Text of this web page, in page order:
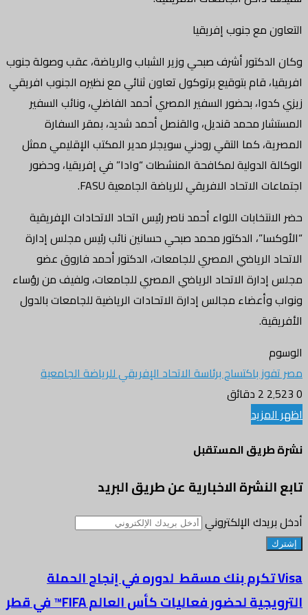
التعاون مع جنوب إفريقيا
وكان الدكتور أشرف صبحي وزير الشباب والرياضة، عقب وصولة جنوب
افريقيا، قام بتوقيع برتوكول تعاون ثنائي مع نظيره الجنوب افريقي
زيزي كدوا، بحضور السفير المصري أحمد الفاضلي، ونائب السفير
المستشار محمد قنديل، والقنصل أحمد شديد، بمقر السفارة
المصرية، كما التقي رودني سويجلر مدير المكتب الإقليمي ممثل
الوكالة الدولية لمكافحة المنشطات “وادا” في إفريقيا، وحضور
اجتماعات الاتحاد الافريقي للرياضة الجامعية FASU.
حضر الانتخابات اللواء أحمد ناصر رئيس اتحاد الاتحادات الإفريقية
“الأوكسا”، الدكتور محمد صبحي حسانين نائب رئيس مجلس إدارة
الاتحاد الرياضي المصري للجامعات، الدكتور أحمد فاروق عضو
مجلس إدارة الاتحاد الرياضي المصري للجامعات، ولفيف من رؤساء
ونواب وأعضاء مجالس إدارة الاتحادات الرياضية للجامعات بالدول
الأفريقية.
الوسوم
مصر تفوز باكتساح برئاسة الاتحاد الإفريقي للرياضة الجامعية
0
2 دقائق
اظهر المزيد
نشرة طريق المستقبل
تابع النشرة الاخبارية عن طريق البريد
أدخل بريدك الإلكتروني
Visa تكرم بنك مسقط لدوره في إنجاح الحملة
الترويجية لحضور فعاليات كأس العالم FIFA™ في قطر